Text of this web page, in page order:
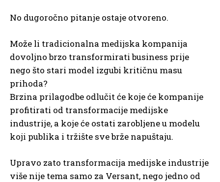
No dugoročno pitanje ostaje otvoreno.
Može li tradicionalna medijska kompanija
dovoljno brzo transformirati business prije
nego što stari model izgubi kritičnu masu
prihoda?
Brzina prilagodbe odlučit će koje će kompanije
profitirati od transformacije medijske
industrije, a koje će ostati zarobljene u modelu
koji publika i tržište sve brže napuštaju.
Upravo zato transformacija medijske industrije
više nije tema samo za Versant, nego jedno od